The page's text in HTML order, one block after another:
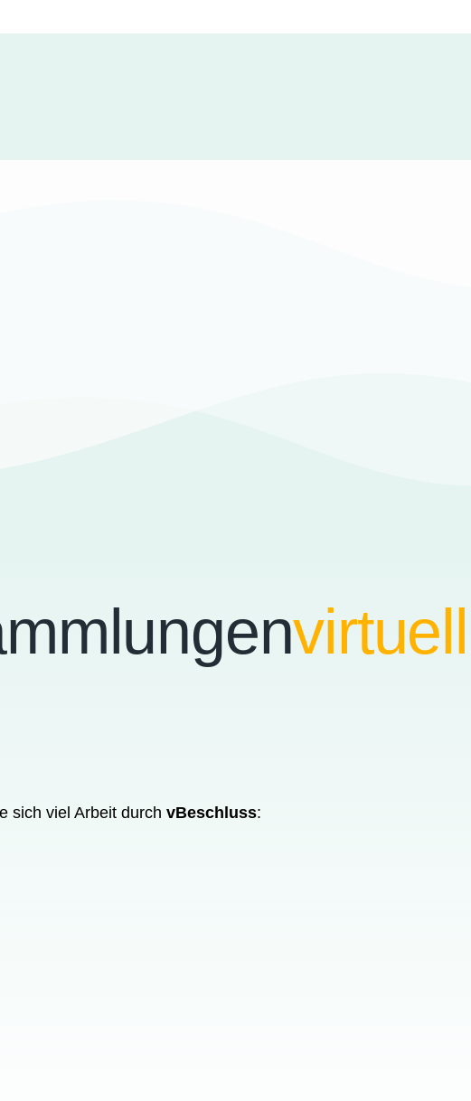
virtuell
sich viel Arbeit durch vBeschluss: